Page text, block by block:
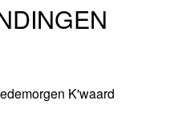
K'waard